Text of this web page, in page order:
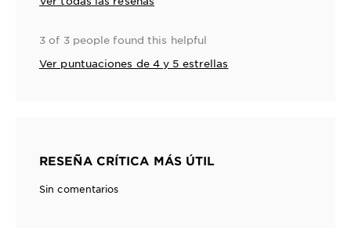
3 of 3 people found this helpful
Ver puntuaciones de 4 y 5 estrellas
RESEÑA CRÍTICA MÁS ÚTIL
Sin comentarios